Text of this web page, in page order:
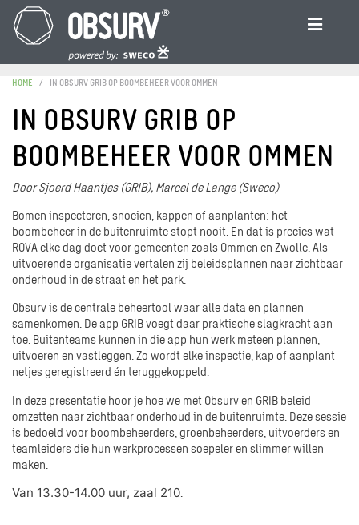
HOME IN OBSURV GRIB OP BOOMBEHEER VOOR OMMEN
IN OBSURV GRIB OP
BOOMBEHEER VOOR OMMEN
Door Sjoerd Haantjes (GRIB), Marcel de Lange (Sweco)
Bomen inspecteren, snoeien, kappen of aanplanten: het
boombeheer in de buitenruimte stopt nooit. En dat is precies wat
ROVA elke dag doet voor gemeenten zoals Ommen en Zwolle. Als
uitvoerende organisatie vertalen zij beleidsplannen naar zichtbaar
onderhoud in de straat en het park.
Obsurv is de centrale beheertool waar alle data en plannen
samenkomen. De app GRIB voegt daar praktische slagkracht aan
toe. Buitenteams kunnen in die app hun werk meteen plannen,
uitvoeren en vastleggen. Zo wordt elke inspectie, kap of aanplant
netjes geregistreerd én teruggekoppeld.
In deze presentatie hoor je hoe we met Obsurv en GRIB beleid
omzetten naar zichtbaar onderhoud in de buitenruimte. Deze sessie
is bedoeld voor boombeheerders, groenbeheerders, uitvoerders en
teamleiders die hun werkprocessen soepeler en slimmer willen
maken.
Van 13.30-14.00 uur, zaal 210